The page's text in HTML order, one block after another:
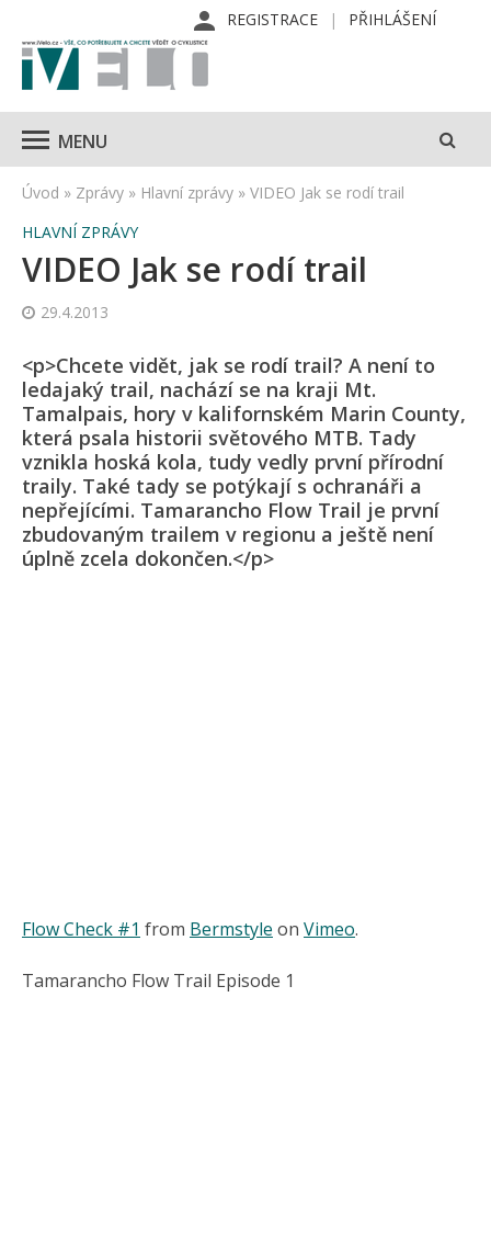
REGISTRACE PŘIHLÁŠENÍ
MENU
Úvod » Zprávy » Hlavní zprávy » VIDEO Jak se rodí trail
HLAVNÍ ZPRÁVY
VIDEO Jak se rodí trail
29.4.2013
<p>Chcete vidět, jak se rodí trail? A není to
ledajaký trail, nachází se na kraji Mt.
Tamalpais, hory v kalifornském Marin County,
která psala historii světového MTB. Tady
vznikla hoská kola, tudy vedly první přírodní
traily. Také tady se potýkají s ochranáři a
nepřejícími. Tamarancho Flow Trail je první
zbudovaným trailem v regionu a ještě není
úplně zcela dokončen.</p>
Flow Check #1 from Bermstyle on Vimeo.
Tamarancho Flow Trail Episode 1